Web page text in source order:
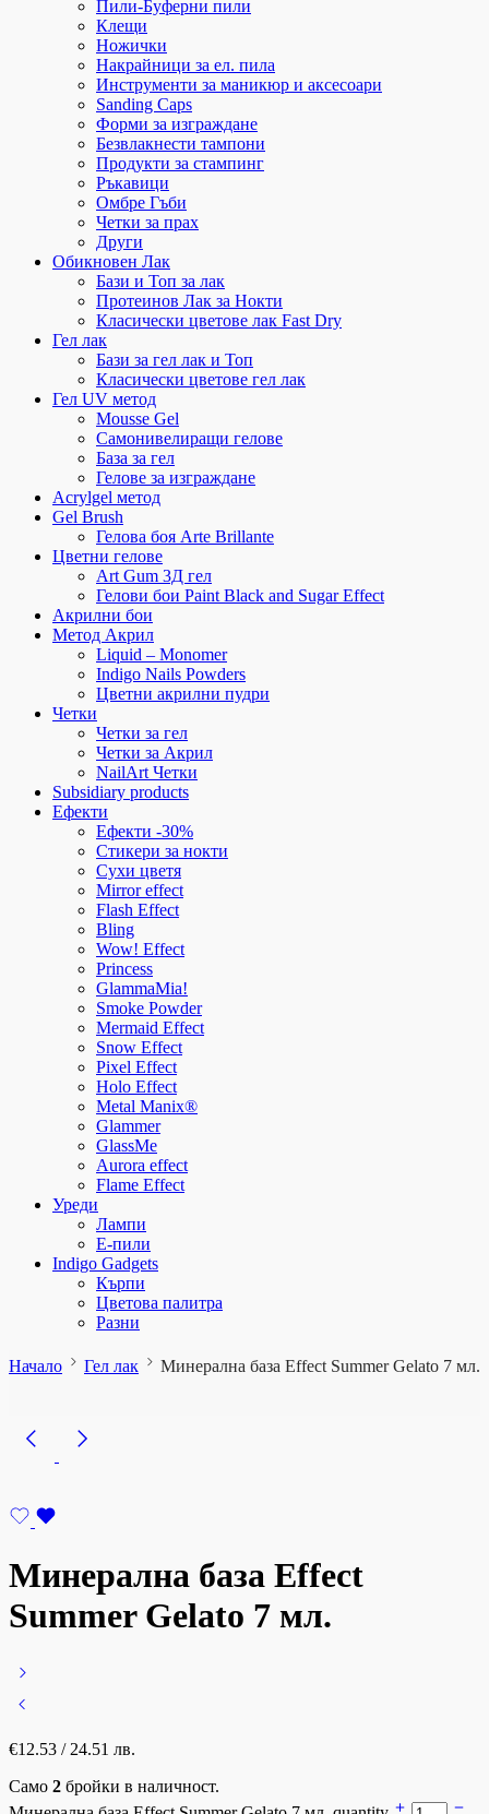
Пили-Буферни пили
Клещи
Ножички
Накрайници за ел. пила
Инструменти за маникюр и аксесоари
Sanding Caps
Форми за изграждане
Безвлакнести тампони
Продукти за стампинг
Ръкавици
Омбре Гъби
Четки за прах
Други
Обикновен Лак
Бази и Топ за лак
Протеинов Лак за Нокти
Класически цветове лак Fast Dry
Гел лак
Бази за гел лак и Топ
Класически цветове гел лак
Гел UV метод
Mousse Gel
Самонивелиращи гелове
База за гел
Гелове за изграждане
Acrylgel метод
Gel Brush
Гелова боя Arte Brillante
Цветни гелове
Art Gum 3Д гел
Гелови бои Paint Black and Sugar Effect
Акрилни бои
Метод Акрил
Liquid – Monomer
Indigo Nails Powders
Цветни акрилни пудри
Четки
Четки за гел
Четки за Акрил
NailArt Четки
Subsidiary products
Ефекти
Ефекти -30%
Стикери за нокти
Сухи цветя
Mirror effect
Flash Effect
Bling
Wow! Effect
Princess
GlammaMia!
Smoke Powder
Mermaid Effect
Snow Effect
Pixel Effect
Holo Effect
Metal Manix®
Glammer
GlassMe
Aurora effect
Flame Effect
Уреди
Лампи
E-пили
Indigo Gadgets
Кърпи
Цветова палитра
Разни
Начало Гел лак Минерална база Effect Summer Gelato 7 мл.
Минерална база Effect
Summer Gelato 7 мл.
€12.53 / 24.51 лв.
Само 2 бройки в наличност.